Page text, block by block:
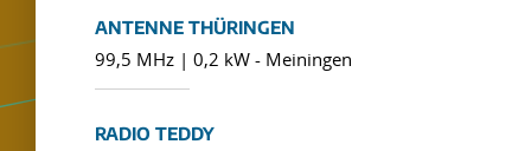
ANTENNE THÜRINGEN
99,5 MHz | 0,2 kW - Meiningen
RADIO TEDDY